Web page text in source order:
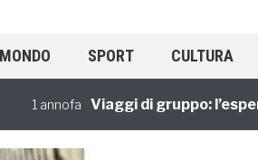
MONDO SPORT CULTURA
annofa Viaggi di gruppo: